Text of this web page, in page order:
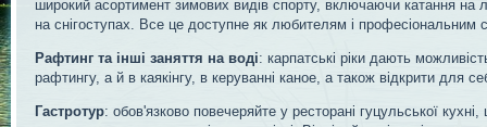
широкий асортимент зимових видів спорту, включаючи катання на
на снігоступах. Все це доступне як любителям і професіональним
Рафтинг та інші заняття на воді: карпатські ріки дають
рафтингу, а й в каякінгу, в керуванні каное, а також відкрити для
Гастротур: обов'язково повечеряйте у ресторані гуцульської